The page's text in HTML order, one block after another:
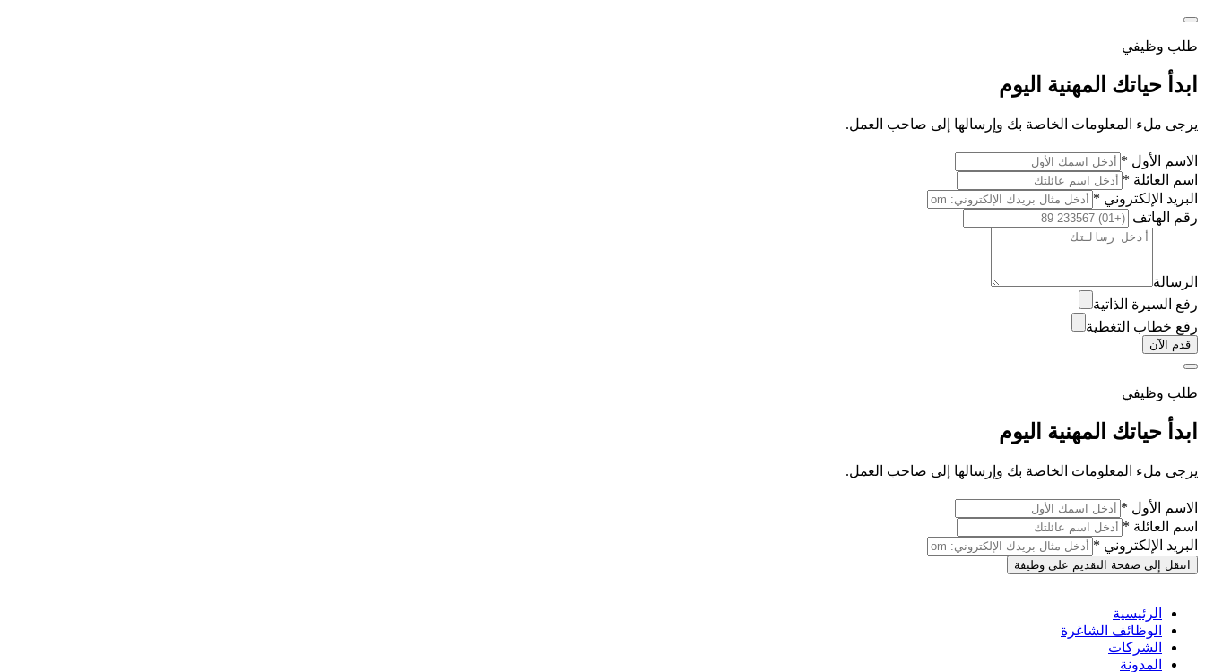
طلب وظيفي
ابدأ حياتك المهنية اليوم
يرجى ملء المعلومات الخاصة بك وإرسالها إلى صاحب العمل.
الاسم الأول *
اسم العائلة *
البريد الإلكتروني *
رقم الهاتف
الرسالة
رفع السيرة الذاتية
رفع خطاب التغطية
قدم الآن
طلب وظيفي
ابدأ حياتك المهنية اليوم
يرجى ملء المعلومات الخاصة بك وإرسالها إلى صاحب العمل.
الاسم الأول *
اسم العائلة *
البريد الإلكتروني *
انتقل إلى صفحة التقديم على وظيفة
الرئيسية
الوظائف الشاغرة
الشركات
المدونة